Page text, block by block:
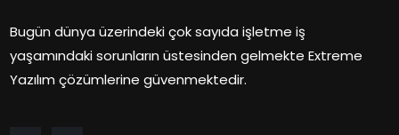
Bugün dünya üzerindeki çok sayıda işletme iş
yaşamındaki sorunların üstesinden gelmekte Extreme
Yazılım çözümlerine güvenmektedir.